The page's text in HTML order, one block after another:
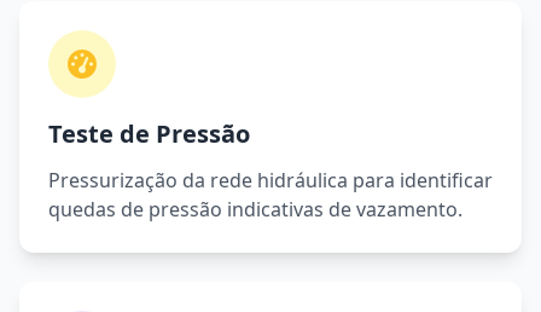
Teste de Pressão
Pressurização da rede hidráulica para identificar
quedas de pressão indicativas de vazamento.